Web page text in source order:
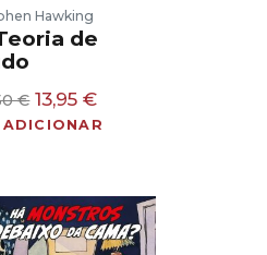
Hawking
de
€ O
preço
13,95€O
preço
ADICIONAR